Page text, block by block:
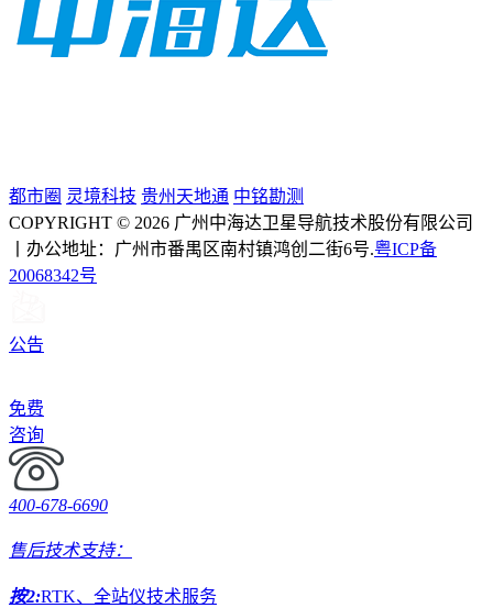
都市圈 灵境科技 贵州天地通 中铭勘测
COPYRIGHT © 2026 广州中海达卫星导航技术股份有限公司
丨办公地址：广州市番禺区南村镇鸿创二街6号.粤ICP备
20068342号
公告
免费
咨询
400-678-6690
售后技术支持：
按2:RTK、全站仪技术服务